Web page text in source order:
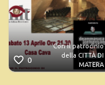
0
Con il patrocinio
della CITTÀ DI
MATERA